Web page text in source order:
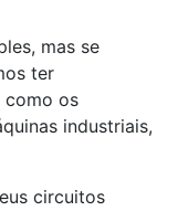
mas se
ter
como os
industriais,
circuitos